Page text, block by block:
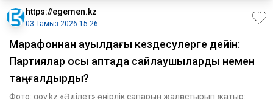
https://egemen.kz
03 Тамыз 2026 15:26
Марафоннан ауылдағы кездесулерге дейін:
Партиялар осы аптада сайлаушыларды немен
таңғалдырды?
Фото: gov.kz «Әділет» өңірлік сапарын жалғастырып жатыр: